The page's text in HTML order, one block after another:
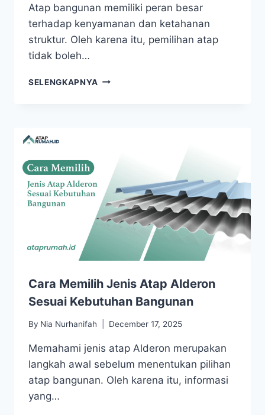
Atap bangunan memiliki peran besar
terhadap kenyamanan dan ketahanan
struktur. Oleh karena itu, pemilihan atap
tidak boleh…
SELENGKAPNYA
Cara Memilih Jenis Atap Alderon
Sesuai Kebutuhan Bangunan
By Nia Nurhanifah December 17, 2025
Memahami jenis atap Alderon merupakan
langkah awal sebelum menentukan pilihan
atap bangunan. Oleh karena itu, informasi
yang…